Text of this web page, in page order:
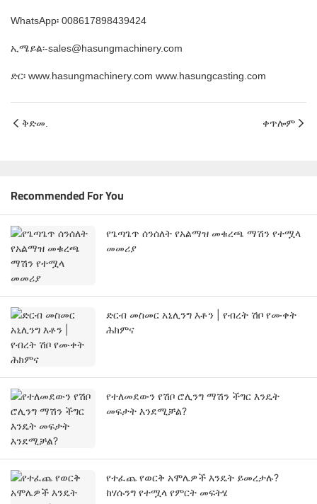
WhatsApp፡ 008617898439424
ኢሜይል፡-sales@hasungmachinery.com
ድር፡ www.hasungmachinery.com www.hasungcasting.com
ቅድመ. ቀጥሎም
Recommended For You
የጌጣጌጥ ሰንሰለት የአልማዝ መቁረጫ ማሽን የተሟላ
መመሪያ
ድርብ መስመር አኒሊንግ እቶን | የብረት ሽቦ የሙቀት
ሕክምና
የተለመደውን የሽቦ ሮሊንግ ማሽን ችግር እንዴት
መፍታት እንደሚቻል?
የተፈጨ የወርቅ አሞሌዎች እንዴት ይመረታሉ?
ከሃሱንግ የተሟላ የምርት መፍትሄ